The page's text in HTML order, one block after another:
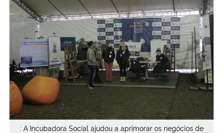
: A Incubadora Social ajudou a aprimorar os negócios de